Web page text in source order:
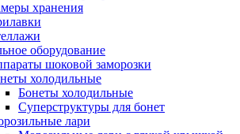
хранения
оборудование
шоковой заморозки
холодильные
Бонеты холодильные
Суперструктуры для бонет
лари